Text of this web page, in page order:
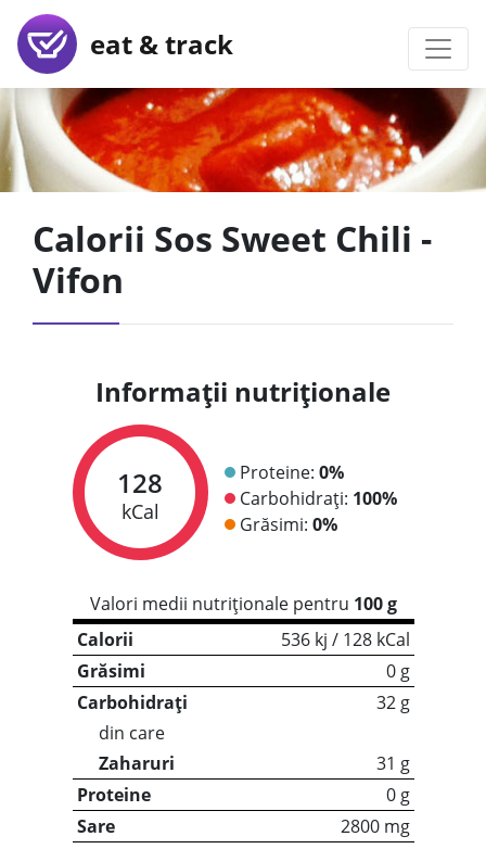
eat & track
Calorii Sos Sweet Chili -
Vifon
Informații nutriționale
128
kCal
Proteine: 0%
Carbohidrați: 100%
Grăsimi: 0%
Valori medii nutriționale pentru 100 g
Calorii
536 kj / 128 kCal
Grăsimi
0 g
Carbohidrați
32 g
din care
Zaharuri
31 g
Proteine
0 g
Sare
2800 mg